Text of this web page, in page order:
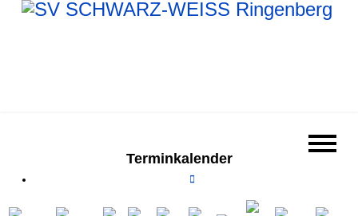
Terminkalender